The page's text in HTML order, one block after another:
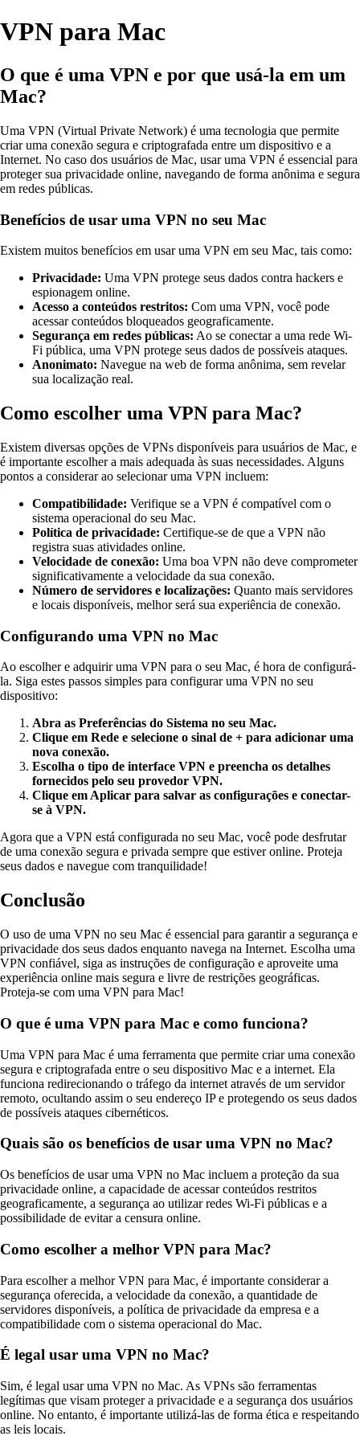
VPN para Mac
O que é uma VPN e por que usá-la em um
Mac?
Uma VPN (Virtual Private Network) é uma tecnologia que permite
criar uma conexão segura e criptografada entre um dispositivo e a
Internet. No caso dos usuários de Mac, usar uma VPN é essencial para
proteger sua privacidade online, navegando de forma anônima e segura
em redes públicas.
Benefícios de usar uma VPN no seu Mac
Existem muitos benefícios em usar uma VPN em seu Mac, tais como:
Privacidade: Uma VPN protege seus dados contra hackers e
espionagem online.
Acesso a conteúdos restritos: Com uma VPN, você pode
acessar conteúdos bloqueados geograficamente.
Segurança em redes públicas: Ao se conectar a uma rede Wi-
Fi pública, uma VPN protege seus dados de possíveis ataques.
Anonimato: Navegue na web de forma anônima, sem revelar
sua localização real.
Como escolher uma VPN para Mac?
Existem diversas opções de VPNs disponíveis para usuários de Mac, e
é importante escolher a mais adequada às suas necessidades. Alguns
pontos a considerar ao selecionar uma VPN incluem:
Compatibilidade: Verifique se a VPN é compatível com o
sistema operacional do seu Mac.
Política de privacidade: Certifique-se de que a VPN não
registra suas atividades online.
Velocidade de conexão: Uma boa VPN não deve comprometer
significativamente a velocidade da sua conexão.
Número de servidores e localizações: Quanto mais servidores
e locais disponíveis, melhor será sua experiência de conexão.
Configurando uma VPN no Mac
Ao escolher e adquirir uma VPN para o seu Mac, é hora de configurá-
la. Siga estes passos simples para configurar uma VPN no seu
dispositivo:
Abra as Preferências do Sistema no seu Mac.
Clique em Rede e selecione o sinal de + para adicionar uma
nova conexão.
Escolha o tipo de interface VPN e preencha os detalhes
fornecidos pelo seu provedor VPN.
Clique em Aplicar para salvar as configurações e conectar-
se à VPN.
Agora que a VPN está configurada no seu Mac, você pode desfrutar
de uma conexão segura e privada sempre que estiver online. Proteja
seus dados e navegue com tranquilidade!
Conclusão
O uso de uma VPN no seu Mac é essencial para garantir a segurança e
privacidade dos seus dados enquanto navega na Internet. Escolha uma
VPN confiável, siga as instruções de configuração e aproveite uma
experiência online mais segura e livre de restrições geográficas.
Proteja-se com uma VPN para Mac!
O que é uma VPN para Mac e como funciona?
Uma VPN para Mac é uma ferramenta que permite criar uma conexão
segura e criptografada entre o seu dispositivo Mac e a internet. Ela
funciona redirecionando o tráfego da internet através de um servidor
remoto, ocultando assim o seu endereço IP e protegendo os seus dados
de possíveis ataques cibernéticos.
Quais são os benefícios de usar uma VPN no Mac?
Os benefícios de usar uma VPN no Mac incluem a proteção da sua
privacidade online, a capacidade de acessar conteúdos restritos
geograficamente, a segurança ao utilizar redes Wi-Fi públicas e a
possibilidade de evitar a censura online.
Como escolher a melhor VPN para Mac?
Para escolher a melhor VPN para Mac, é importante considerar a
segurança oferecida, a velocidade da conexão, a quantidade de
servidores disponíveis, a política de privacidade da empresa e a
compatibilidade com o sistema operacional do Mac.
É legal usar uma VPN no Mac?
Sim, é legal usar uma VPN no Mac. As VPNs são ferramentas
legítimas que visam proteger a privacidade e a segurança dos usuários
online. No entanto, é importante utilizá-las de forma ética e respeitando
as leis locais.